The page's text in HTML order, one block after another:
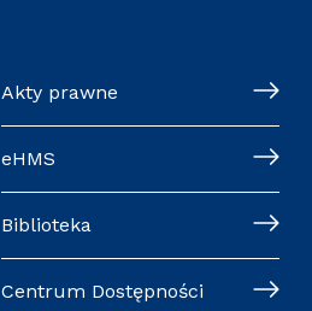
Akty prawne
eHMS
Biblioteka
Centrum Dostępności